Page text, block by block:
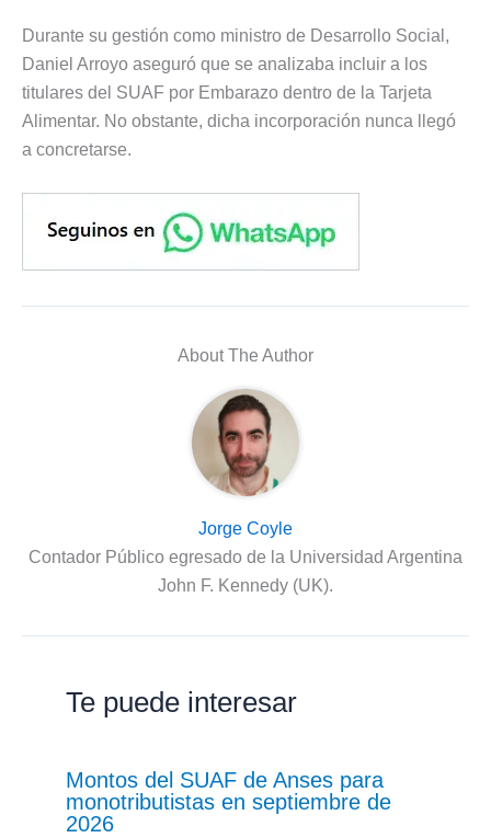
Durante su gestión como ministro de Desarrollo Social,
Daniel Arroyo aseguró que se analizaba incluir a los
titulares del SUAF por Embarazo dentro de la Tarjeta
Alimentar. No obstante, dicha incorporación nunca llegó
a concretarse.
About The Author
Jorge Coyle
Contador Público egresado de la Universidad Argentina
John F. Kennedy (UK).
Te puede interesar
Montos del SUAF de Anses para
monotributistas en septiembre de
2026